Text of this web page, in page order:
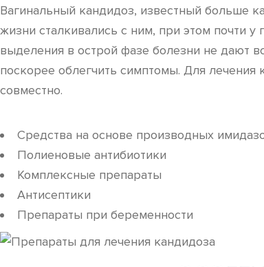
Вагинальный кандидоз, известный больше
жизни сталкивались с ним, при этом почти
выделения в острой фазе болезни не дают
поскорее облегчить симптомы. Для лечения
совместно.
Средства на основе производных
Полиеновые антибиотики
Комплексные препараты
Антисептики
Препараты при беременности